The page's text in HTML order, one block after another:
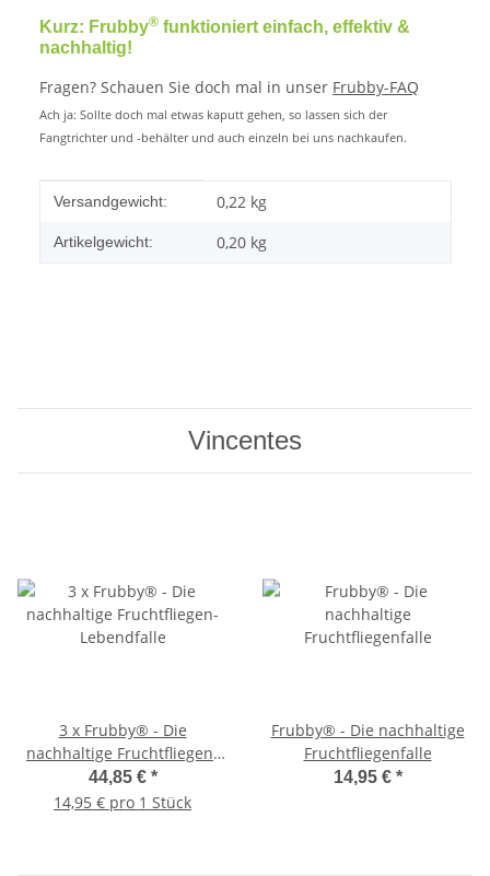
Kurz: Frubby® funktioniert einfach, effektiv &
nachhaltig!
Fragen? Schauen Sie doch mal in unser Frubby-FAQ
Ach ja: Sollte doch mal etwas kaputt gehen, so lassen sich der
Fangtrichter und -behälter und auch einzeln bei uns nachkaufen.
Produkteigenschaft
Wert
Versandgewicht: 0,22 kg
Artikelgewicht: 0,20 kg
Vincentes
3 x Frubby® - Die
nachhaltige Fruchtfliegen-
Lebendfalle
44,85 € *
14,95 € pro 1 Stück
Frubby® - Die nachhaltige
Fruchtfliegenfalle
14,95 € *